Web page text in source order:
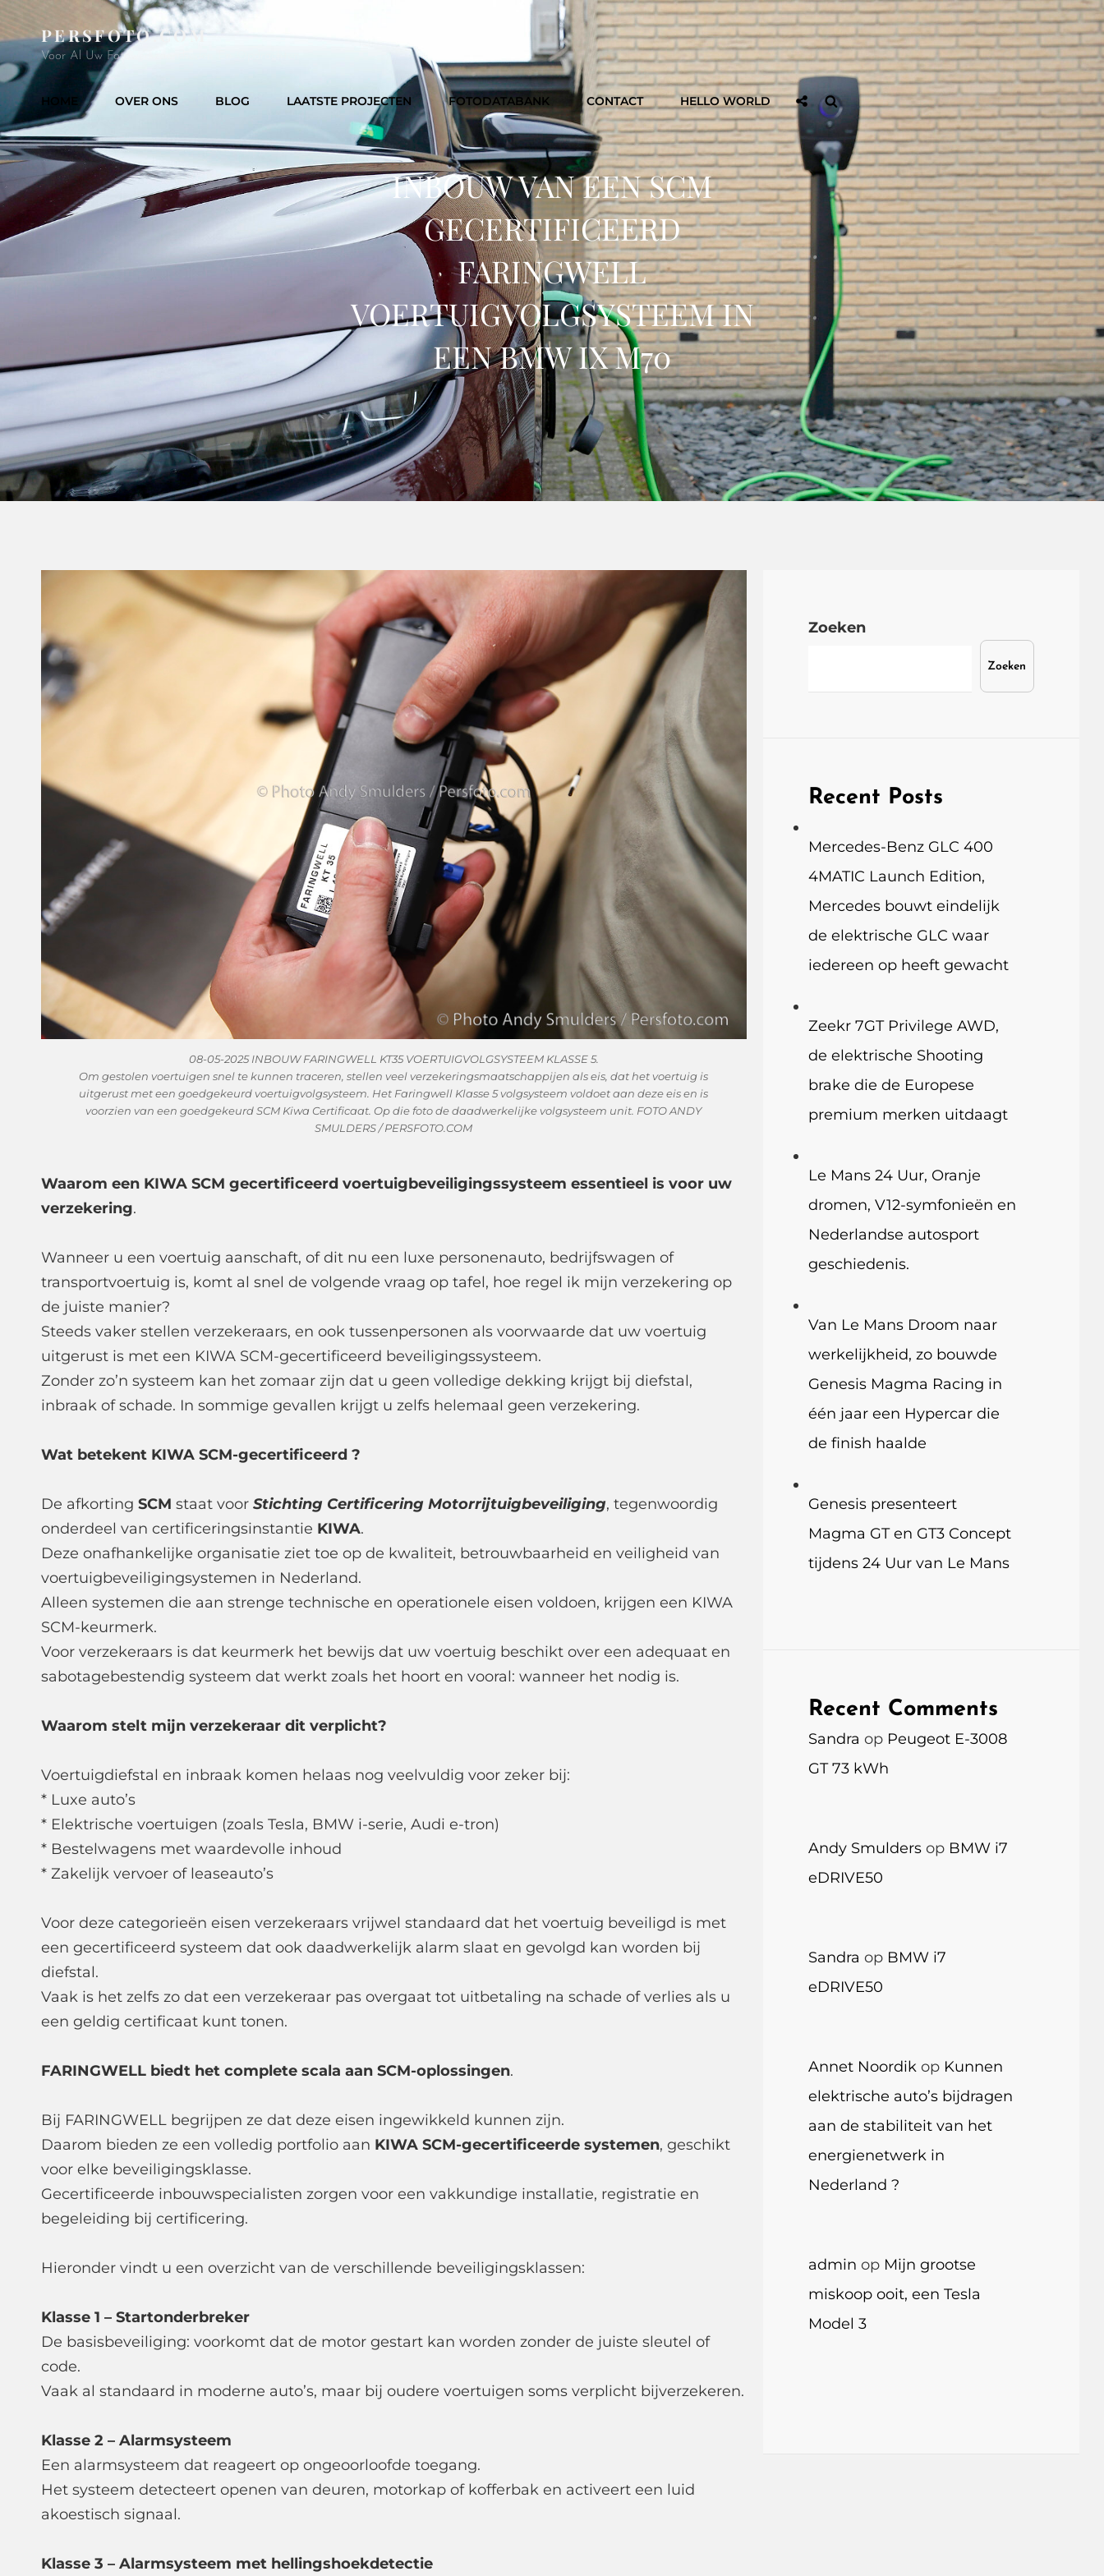
PERSFOTO.COM
Voor Al Uw Fotowerkzaamheden En Opdrachten
HOME OVER ONS BLOG LAATSTE PROJECTEN FOTODATABANK CONTACT HELLO WORLD
Sociaal
Delen
Zoeken
INBOUW VAN EEN SCM
GECERTIFICEERD
FARINGWELL
VOERTUIGVOLGSYSTEEM IN
EEN BMW IX M70
08-05-2025 INBOUW FARINGWELL KT35 VOERTUIGVOLGSYSTEEM KLASSE 5.
Om gestolen voertuigen snel te kunnen traceren, stellen veel verzekeringsmaatschappijen als eis, dat het voertuig is
uitgerust met een goedgekeurd voertuigvolgsysteem. Het Faringwell Klasse 5 volgsysteem voldoet aan deze eis en is
voorzien van een goedgekeurd SCM Kiwa Certificaat. Op die foto de daadwerkelijke volgsysteem unit. FOTO ANDY
SMULDERS / PERSFOTO.COM
Waarom een KIWA SCM gecertificeerd voertuigbeveiligingssysteem essentieel is voor uw
verzekering.
Wanneer u een voertuig aanschaft, of dit nu een luxe personenauto, bedrijfswagen of
transportvoertuig is, komt al snel de volgende vraag op tafel, hoe regel ik mijn verzekering op
de juiste manier?
Steeds vaker stellen verzekeraars, en ook tussenpersonen als voorwaarde dat uw voertuig
uitgerust is met een KIWA SCM-gecertificeerd beveiligingssysteem.
Zonder zo’n systeem kan het zomaar zijn dat u geen volledige dekking krijgt bij diefstal,
inbraak of schade. In sommige gevallen krijgt u zelfs helemaal geen verzekering.
Wat betekent KIWA SCM-gecertificeerd ?
De afkorting SCM staat voor Stichting Certificering Motorrijtuigbeveiliging, tegenwoordig
onderdeel van certificeringsinstantie KIWA.
Deze onafhankelijke organisatie ziet toe op de kwaliteit, betrouwbaarheid en veiligheid van
voertuigbeveiligingsystemen in Nederland.
Alleen systemen die aan strenge technische en operationele eisen voldoen, krijgen een KIWA
SCM-keurmerk.
Voor verzekeraars is dat keurmerk het bewijs dat uw voertuig beschikt over een adequaat en
sabotagebestendig systeem dat werkt zoals het hoort en vooral: wanneer het nodig is.
Waarom stelt mijn verzekeraar dit verplicht?
Voertuigdiefstal en inbraak komen helaas nog veelvuldig voor zeker bij:
* Luxe auto’s
* Elektrische voertuigen (zoals Tesla, BMW i-serie, Audi e-tron)
* Bestelwagens met waardevolle inhoud
* Zakelijk vervoer of leaseauto’s
Voor deze categorieën eisen verzekeraars vrijwel standaard dat het voertuig beveiligd is met
een gecertificeerd systeem dat ook daadwerkelijk alarm slaat en gevolgd kan worden bij
diefstal.
Vaak is het zelfs zo dat een verzekeraar pas overgaat tot uitbetaling na schade of verlies als u
een geldig certificaat kunt tonen.
FARINGWELL biedt het complete scala aan SCM-oplossingen.
Bij FARINGWELL begrijpen ze dat deze eisen ingewikkeld kunnen zijn.
Daarom bieden ze een volledig portfolio aan KIWA SCM-gecertificeerde systemen, geschikt
voor elke beveiligingsklasse.
Gecertificeerde inbouwspecialisten zorgen voor een vakkundige installatie, registratie en
begeleiding bij certificering.
Hieronder vindt u een overzicht van de verschillende beveiligingsklassen:
Klasse 1 – Startonderbreker
De basisbeveiliging: voorkomt dat de motor gestart kan worden zonder de juiste sleutel of
code.
Vaak al standaard in moderne auto’s, maar bij oudere voertuigen soms verplicht bijverzekeren.
Klasse 2 – Alarmsysteem
Een alarmsysteem dat reageert op ongeoorloofde toegang.
Het systeem detecteert openen van deuren, motorkap of kofferbak en activeert een luid
akoestisch signaal.
Klasse 3 – Alarmsysteem met hellingshoekdetectie
Zoeken
Zoeken
Recent Posts
Mercedes-Benz GLC 400
4MATIC Launch Edition,
Mercedes bouwt eindelijk
de elektrische GLC waar
iedereen op heeft gewacht
Zeekr 7GT Privilege AWD,
de elektrische Shooting
brake die de Europese
premium merken uitdaagt
Le Mans 24 Uur, Oranje
dromen, V12-symfonieën en
Nederlandse autosport
geschiedenis.
Van Le Mans Droom naar
werkelijkheid, zo bouwde
Genesis Magma Racing in
één jaar een Hypercar die
de finish haalde
Genesis presenteert
Magma GT en GT3 Concept
tijdens 24 Uur van Le Mans
Recent Comments
Sandra op Peugeot E-3008
GT 73 kWh
Andy Smuldersop BMW i7
eDRIVE50
Sandra op BMW i7
eDRIVE50
Annet Noordikop Kunnen
elektrische auto’s bijdragen
aan de stabiliteit van het
energienetwerk in
Nederland ?
admin op Mijn grootse
miskoop ooit, een Tesla
Model 3